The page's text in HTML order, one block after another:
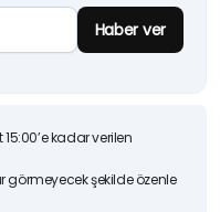
Haber ver
kadar verilen
görmeyecek şekilde özenle